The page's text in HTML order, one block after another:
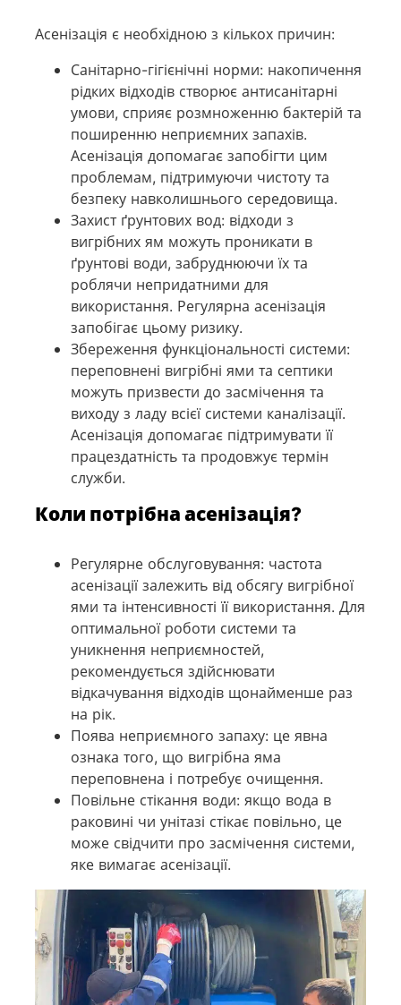
Асенізація є необхідною з кількох причин:
Санітарно-гігієнічні норми: накопичення
рідких відходів створює антисанітарні
умови, сприяє розмноженню бактерій та
поширенню неприємних запахів.
Асенізація допомагає запобігти цим
проблемам, підтримуючи чистоту та
безпеку навколишнього середовища.
Захист ґрунтових вод: відходи з
вигрібних ям можуть проникати в
ґрунтові води, забруднюючи їх та
роблячи непридатними для
використання. Регулярна асенізація
запобігає цьому ризику.
Збереження функціональності системи:
переповнені вигрібні ями та септики
можуть призвести до засмічення та
виходу з ладу всієї системи каналізації.
Асенізація допомагає підтримувати її
працездатність та продовжує термін
служби.
Коли потрібна асенізація?
Регулярне обслуговування: частота
асенізації залежить від обсягу вигрібної
ями та інтенсивності її використання. Для
оптимальної роботи системи та
уникнення неприємностей,
рекомендується здійснювати
відкачування відходів щонайменше раз
на рік.
Поява неприємного запаху: це явна
ознака того, що вигрібна яма
переповнена і потребує очищення.
Повільне стікання води: якщо вода в
раковині чи унітазі стікає повільно, це
може свідчити про засмічення системи,
яке вимагає асенізації.